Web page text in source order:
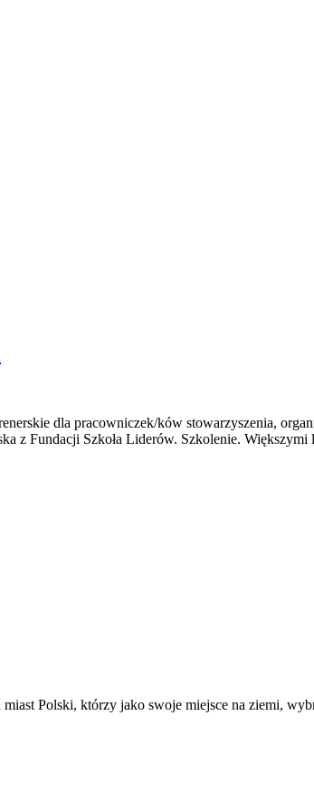
dla pracowniczek/ków stowarzyszenia,
z Fundacji Szkoła Liderów. Szkolenie.
Polski, którzy jako swoje miejsce na ziemi,